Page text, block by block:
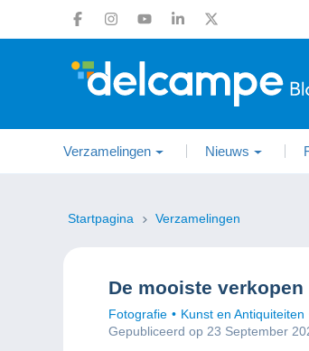
Verzamelingen Nieuws
Startpagina Verzamelingen
De mooiste
Fotografie Kunst en Antiquiteiten
Gepubliceerd op 23 September